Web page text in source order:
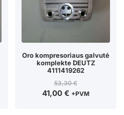
Oro kompresoriaus galvutė
komplekte DEUTZ
4111419262
53,30€
41,00 € +PVM